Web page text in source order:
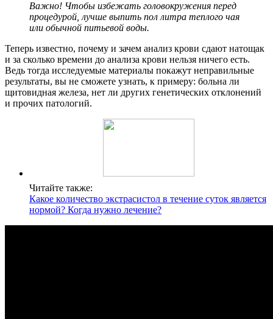
Важно! Чтобы избежать головокружения перед
процедурой, лучше выпить пол литра теплого чая
или обычной питьевой воды.
Теперь известно, почему и зачем анализ крови сдают натощак
и за сколько времени до анализа крови нельзя ничего есть.
Ведь тогда исследуемые материалы покажут неправильные
результаты, вы не сможете узнать, к примеру: больна ли
щитовидная железа, нет ли других генетических отклонений
и прочих патологий.
Читайте также:
Какое количество экстрасистол в течение суток является
нормой? Когда нужно лечение?